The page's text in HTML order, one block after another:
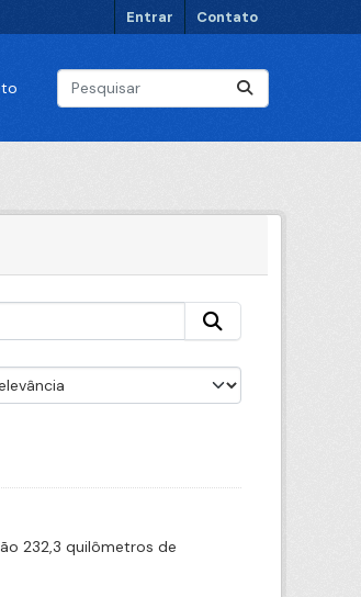
Entrar Contato
232,3 quilômetros de